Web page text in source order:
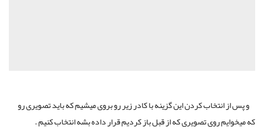
و پس از انتخاب کردن این گزینه با کادر زیر رو بروی میشیم که باید تصویری رو
که میخوایم روی تصویری که از قبل باز کردیم قرار داده بشه انتخاب کنیم .